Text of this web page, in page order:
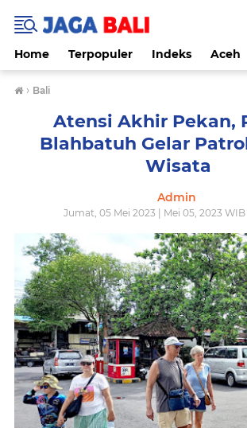
Home Terpopuler Indeks Aceh
› Bali
Atensi Akhir Pekan,
Blahbatuh Gelar
Wisata
Admin
Jumat, 05 Mei 2023 | Mei 05, 2023 WIB |